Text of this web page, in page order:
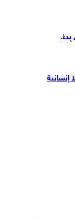
بِدءْ.
إنسانية